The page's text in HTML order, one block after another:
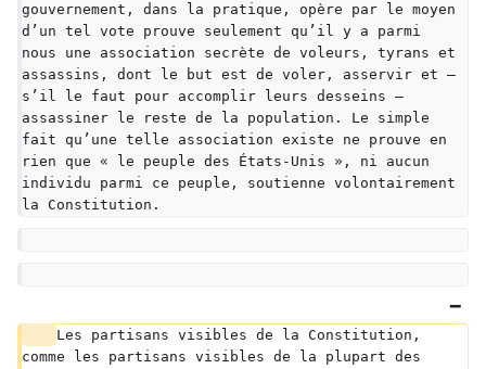
gouvernement, dans la pratique, opère par le moyen
d’un tel vote prouve seulement qu’il y a parmi
nous une association secrète de voleurs, tyrans et
assassins, dont le but est de voler, asservir et —
s’il le faut pour accomplir leurs desseins —
assassiner le reste de la population. Le simple
fait qu’une telle association existe ne prouve en
rien que « le peuple des États-Unis », ni aucun
individu parmi ce peuple, soutienne volontairement
la Constitution.
Les partisans visibles de la Constitution,
comme les partisans visibles de la plupart des